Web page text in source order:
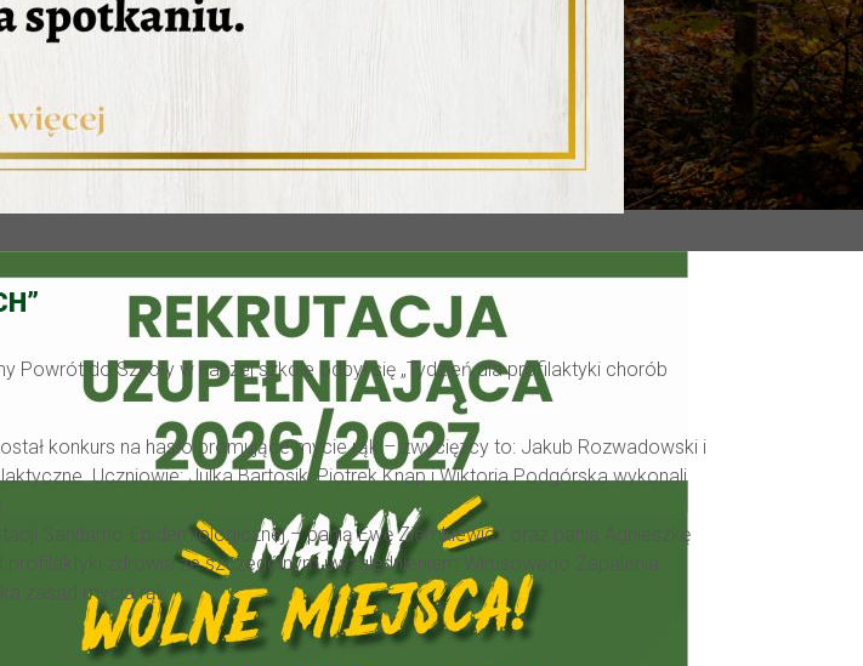
do Szkoły w naszej szkole odbył się „Tydzień dla profilaktyki chorób
konkurs na hasło promujące mycie rąk – zwycięzcy to: Jakub Rozwadowski i
Uczniowie: Julka Bartosik, Piotrek Knap i Wiktoria Podgórska wykonali
Sanitarno-Epidemiologicznej – panią Ewę Ziemkiewicz oraz panią Agnieszkę
zdrowia ze szczególnym uwzględnieniem Wirusowego Zapalenia
zasad mycia rąk.